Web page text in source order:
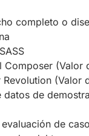
completo o
Composer (Valor
(Valor
datos de
de